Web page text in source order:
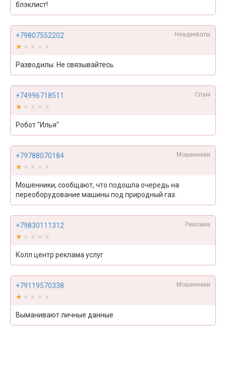
блэклист!
+79807552202 Неадекваты
★★★★★
★★★★★
Разводилы. Не связывайтесь.
+74996718511 Спам
★★★★★
★★★★★
Робот "Илья"
+79788070184 Мошенники
★★★★★
★★★★★
Мошенники, сообщают, что подошла очередь на
переоборудование машины под природный газ.
+79830111312 Реклама
★★★★★
★★★★★
Колл центр реклама услуг
+79119570338 Мошенники
★★★★★
★★★★★
Выманивают личные данные